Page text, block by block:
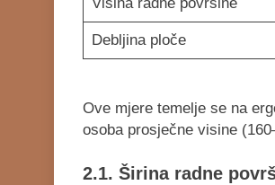
Debljina ploče
Ove mjere temelje se na
osoba prosječne visine
2.1. Širina radne